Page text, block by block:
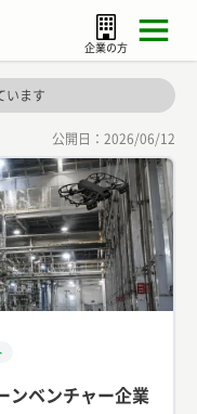
企業の方
います
公開日： 2026/06/12
ンベンチャー企業